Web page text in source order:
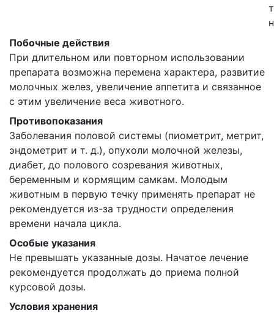
Побочные действия
При длительном или повторном использовании
препарата возможна перемена характера, развитие
молочных желез, увеличение аппетита и связанное
с этим увеличение веса животного.
Противопоказания
Заболевания половой системы (пиометрит, метрит,
эндометрит и т. д.), опухоли молочной железы,
диабет, до полового созревания животных,
беременным и кормящим самкам. Молодым
животным в первую течку применять препарат не
рекомендуется из-за трудности определения
времени начала цикла.
Особые указания
Не превышать указанные дозы. Начатое лечение
рекомендуется продолжать до приема полной
курсовой дозы.
Условия хранения